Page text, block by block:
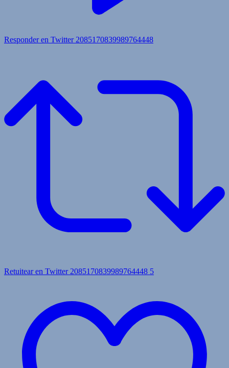
Responder en Twitter 2085170839989764448
Retuitear en Twitter 2085170839989764448 5